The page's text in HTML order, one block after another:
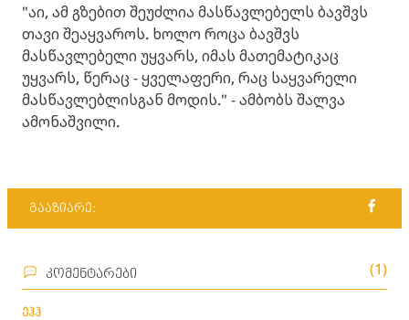
"აი, ამ გზებით შეუძლია მასწავლებელს ბავშვს
თავი შეაყვაროს. ხოლო როცა ბავშვს
მასწავლებელი უყვარს, იმას მათემატიკაც
უყვარს, წერაც - ყველაფერი, რაც საყვარელი
მასწავლებლისგან მოდის." - ამბობს შალვა
ამონაშვილი.
გააზიარე:
კომენტარები (1)
ეჰჰ